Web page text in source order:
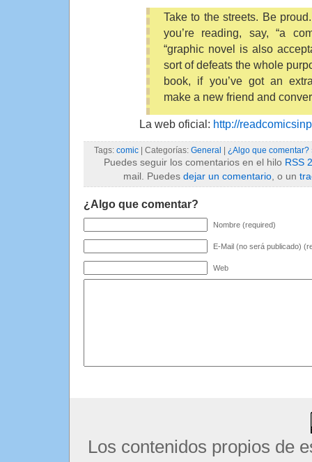
Take to the streets. Be
you’re reading, say, “a
“graphic novel is also
sort of defeats the whole
book, if you’ve got an
make a new friend and
La web oficial: http://
Tags: comic | Categorías: General | ¿Algo que comentar?
Puedes seguir los comentarios en el hilo RSS
mail. Puedes dejar un comentario , o un
¿Algo que comentar?
Nombre (required)
E-Mail (no será publicado)
Web
Los contenidos propios de